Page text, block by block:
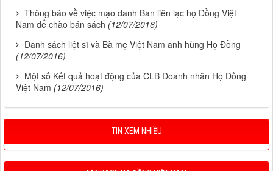
Thông báo về việc mạo danh Ban liên lạc họ Đồng Việt
Nam để chào bán sách (12/07/2016)
Danh sách liệt sĩ và Bà mẹ Việt Nam anh hùng Họ Đồng
(12/07/2016)
Một số Kết quả hoạt động của CLB Doanh nhân Họ Đồng
Việt Nam (12/07/2016)
TIN XEM NHIỀU